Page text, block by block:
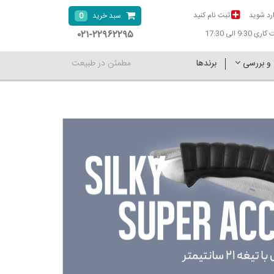
شوید
ثبت نام کنید
الی 17:30
سبد خرید 0
۰۲۱-۲۲۹۶۲۲۹۵
و بررسی برندها مطمئن در طبیعت